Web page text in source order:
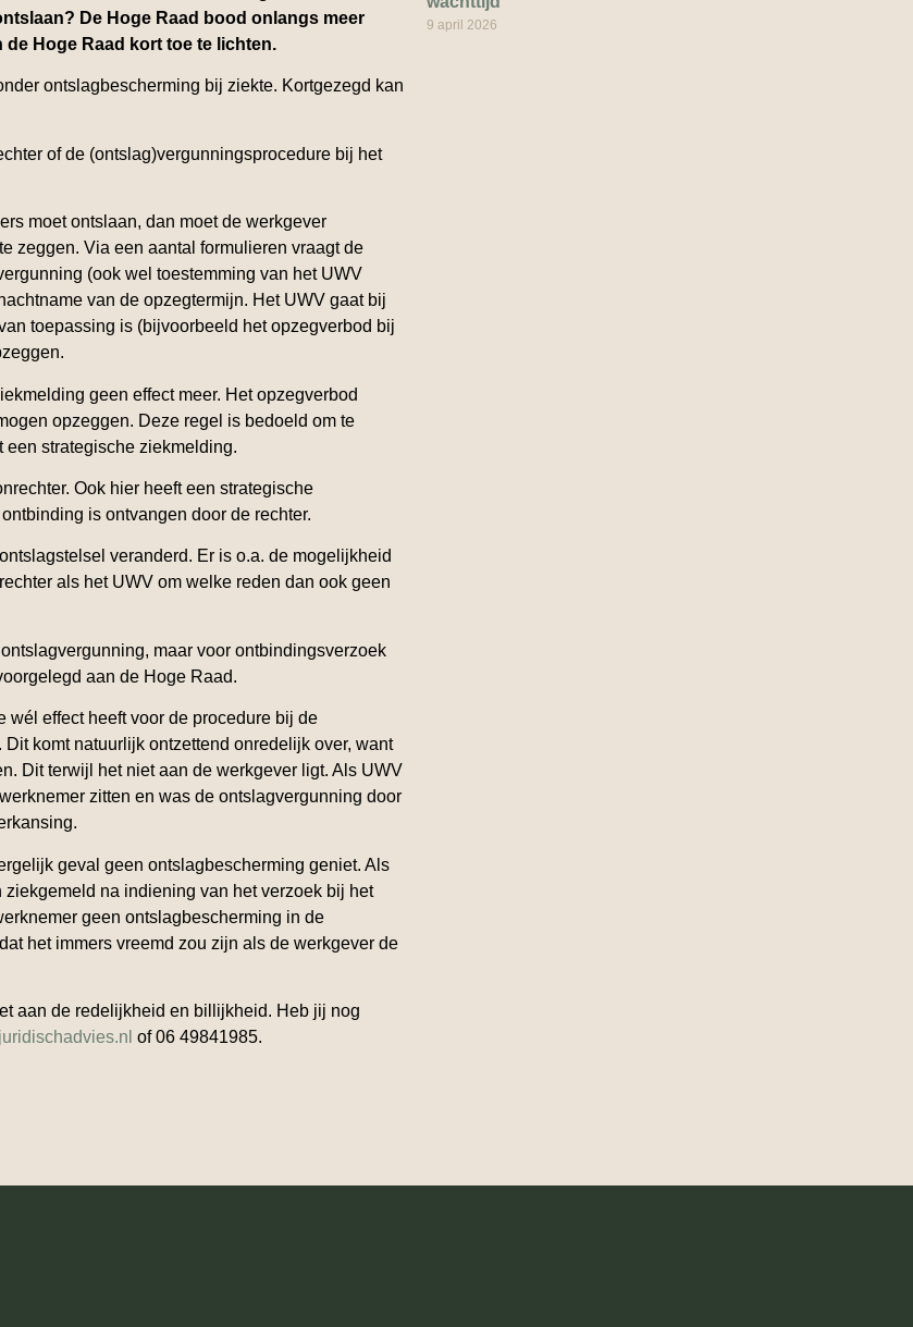
De Hoge Raad bood onlangs meer
Hoge Raad kort toe te lichten.
ontslagbescherming bij ziekte. Kortgezegd kan
of de (ontslag)vergunningsprocedure bij het
moet ontslaan, dan moet de werkgever
zeggen. Via een aantal formulieren vraagt de
(ook wel toestemming van het UWV
van de opzegtermijn. Het UWV gaat bij
toepassing is (bijvoorbeeld het opzegverbod bij
geen effect meer. Het opzegverbod
opzeggen. Deze regel is bedoeld om te
een strategische ziekmelding.
Ook hier heeft een strategische
is ontvangen door de rechter.
veranderd. Er is o.a. de mogelijkheid
als het UWV om welke reden dan ook geen
maar voor ontbindingsverzoek
aan de Hoge Raad.
wél effect heeft voor de procedure bij de
komt natuurlijk ontzettend onredelijk over, want
Dit terwijl het niet aan de werkgever ligt. Als UWV
zitten en was de ontslagvergunning door
geval geen ontslagbescherming geniet. Als
na indiening van het verzoek bij het
geen ontslagbescherming in de
het immers vreemd zou zijn als de werkgever de
aan de redelijkheid en billijkheid. Heb jij nog
of 06 49841985.
9 april 2026